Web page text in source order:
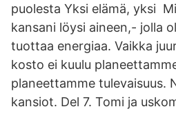
puolesta Yksi elämä, yksi
kansani löysi aineen,- jolla
tuottaa energiaa. Vaikka
kosto ei kuulu
planeettamme tulevaisuus.
kansiot. Del 7. Tomi ja